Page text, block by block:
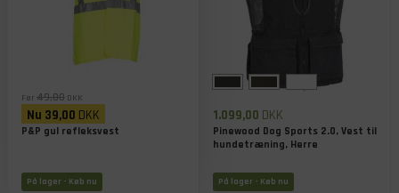
Før 49,00 DKK
Nu 39,00 DKK
P&P gul refleksvest
På lager - Køb nu
1.099,00 DKK
Pinewood Dog Sports 2.0, Vest til
hundetræning, Herre
På lager - Køb nu